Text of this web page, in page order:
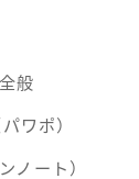
般
ワポ）
ノート）